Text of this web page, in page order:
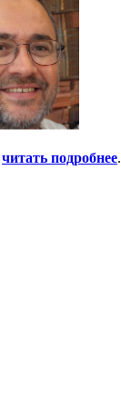
читать подробнее.